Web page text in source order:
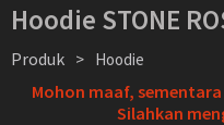
Hoodie STONE
Produk > Hoodie
Mohon maaf,
Silahkan